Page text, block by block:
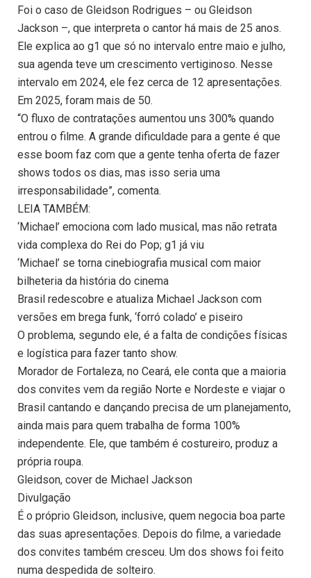
Foi o caso de Gleidson Rodrigues – ou Gleidson
Jackson –, que interpreta o cantor há mais de 25 anos.
Ele explica ao g1 que só no intervalo entre maio e julho,
sua agenda teve um crescimento vertiginoso. Nesse
intervalo em 2024, ele fez cerca de 12 apresentações.
Em 2025, foram mais de 50.
“O fluxo de contratações aumentou uns 300% quando
entrou o filme. A grande dificuldade para a gente é que
esse boom faz com que a gente tenha oferta de fazer
shows todos os dias, mas isso seria uma
irresponsabilidade”, comenta.
LEIA TAMBÉM:
‘Michael’ emociona com lado musical, mas não retrata
vida complexa do Rei do Pop; g1 já viu
‘Michael’ se torna cinebiografia musical com maior
bilheteria da história do cinema
Brasil redescobre e atualiza Michael Jackson com
versões em brega funk, ‘forró colado’ e piseiro
O problema, segundo ele, é a falta de condições físicas
e logística para fazer tanto show.
Morador de Fortaleza, no Ceará, ele conta que a maioria
dos convites vem da região Norte e Nordeste e viajar o
Brasil cantando e dançando precisa de um planejamento,
ainda mais para quem trabalha de forma 100%
independente. Ele, que também é costureiro, produz a
própria roupa.
Gleidson, cover de Michael Jackson
Divulgação
É o próprio Gleidson, inclusive, quem negocia boa parte
das suas apresentações. Depois do filme, a variedade
dos convites também cresceu. Um dos shows foi feito
numa despedida de solteiro.